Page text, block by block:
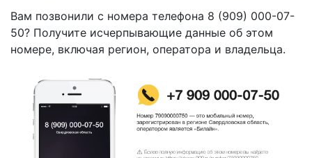
Вам позвонили с номера телефона 8 (909) 000-07-
50? Получите исчерпывающие данные об этом
номере, включая регион, оператора и владельца.